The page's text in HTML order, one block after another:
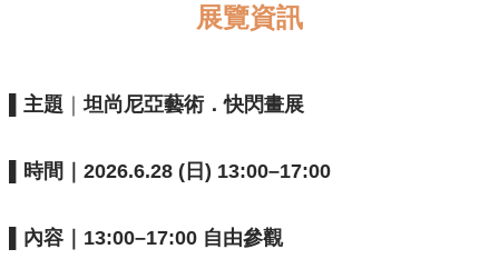
展覽資訊
主題 ｜坦尚尼亞藝術．快閃畫展
時間 2026.6.28 (日) 13:00–17:00
內容
13:00–17:00 自由參觀